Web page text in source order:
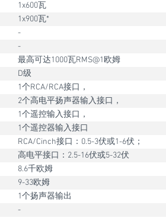
1x600瓦
1x900瓦*
-
-
最高可达1000瓦RMS@1欧姆
D级
1个RCA/RCA接口，
2个高电平扬声器输入接口，
1个遥控输入接口，
1个遥控器输入接口
RCA/Cinch接口：0.5-3伏或1-6伏；
高电平接口：2.5-16伏或5-32伏
8.6千欧姆
9-33欧姆
1个扬声器输出
-